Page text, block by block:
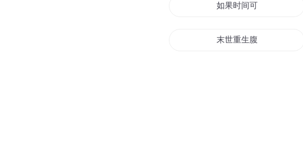
如果时间可以停
末世重生腹黑男神不要停